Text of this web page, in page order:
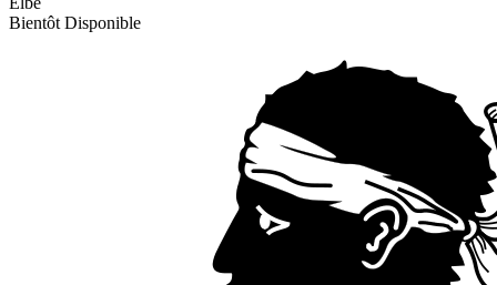
Bientôt Disponible